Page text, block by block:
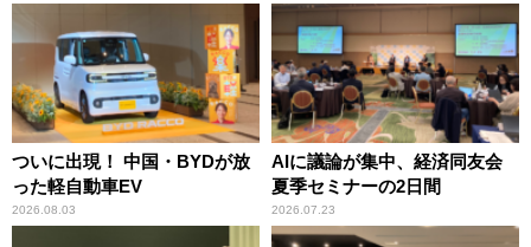
ついに出現！ 中国・BYDが放
った軽自動車EV
2026.08.03
AIに議論が集中、経済同友会
夏季セミナーの2日間
2026.07.23